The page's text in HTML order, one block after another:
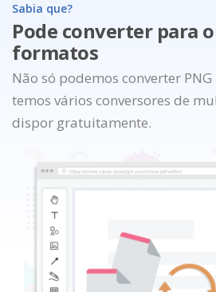
Sabia que?
Pode converter para
formatos
Não só podemos converter
temos vários conversores de
dispor gratuitamente.